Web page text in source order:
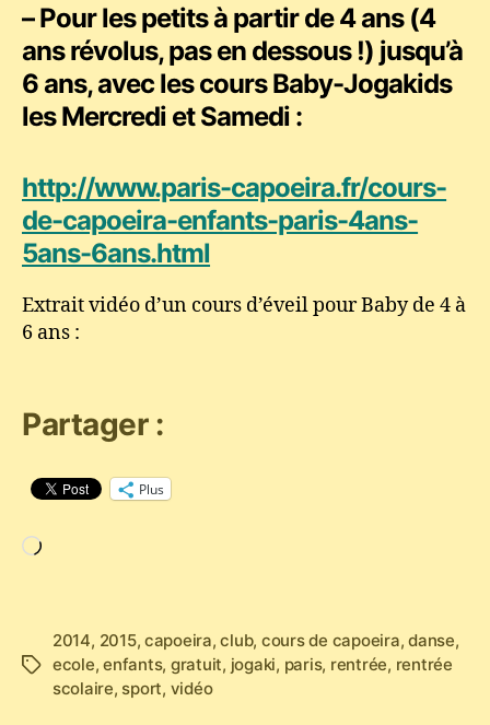
– Pour lespetits à partir de 4 ans(4
ans révolus, pas en dessous !) jusqu’à
6 ans, avec les coursBaby-Jogakids
les Mercredi et Samedi :
http://www.paris-capoeira.fr/cours-
de-capoeira-enfants-paris-4ans-
5ans-6ans.html
Extrait vidéo d’un cours d’éveil pour Baby de 4 à
6 ans :
Partager :
Plus
Étiquettes
2014, 2015, capoeira,club, cours de capoeira,danse,
ecole,enfants, gratuit, jogaki, paris, rentrée, rentrée
scolaire, sport, vidéo